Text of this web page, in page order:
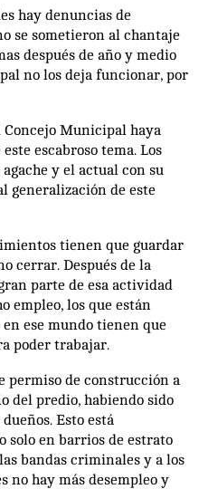
hay denuncias de
se sometieron al chantaje
después de año y medio
no los deja funcionar, por
Municipal haya
escabroso tema. Los
y el actual con su
generalización de este
tienen que guardar
cerrar. Después de la
parte de esa actividad
empleo, los que están
ese mundo tienen que
poder trabajar.
permiso de construcción a
del predio, habiendo sido
Esto está
solo en barrios de estrato
bandas criminales y a los
no hay más desempleo y